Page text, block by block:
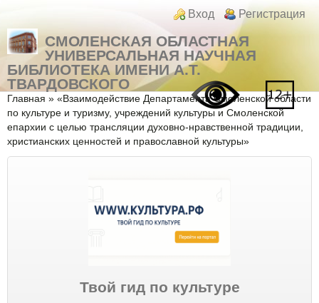
Перейти к основному содержанию
Login links
Вход Регистрация
СМОЛЕНСКАЯ ОБЛАСТНАЯ
УНИВЕРСАЛЬНАЯ НАУЧНАЯ
БИБЛИОТЕКА ИМЕНИ А.Т.
ТВАРДОВСКОГО
Вы здесь
Главная » «Взаимодействие Департамента Смоленской области
по культуре и туризму, учреждений культуры и Смоленской
епархии с целью трансляции духовно-нравственной традиции,
христианских ценностей и православной культуры»
Твой гид по культуре